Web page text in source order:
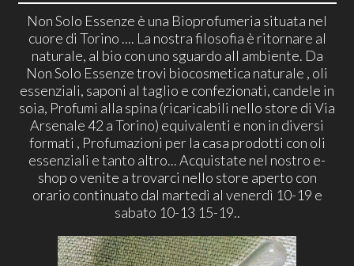
Non Solo Essenze è una Bioprofumeria situata nel
cuore di Torino .... La nostra filosofia è ritornare al
naturale, al bio con uno sguardo all ambiente. Da
Non Solo Essenze trovi biocosmetica naturale , oli
essenziali, saponi al taglio e confezionati, candele in
soia, Profumi alla spina (ricaricabili nello store di Via
Arsenale 42 a Torino) equivalenti e non in diversi
formati , Profumazioni per la casa prodotti con oli
essenziali e tanto altro... Acquistate nel nostro e-
shop o venite a trovarci nello store aperto con
orario continuato dal martedì al venerdì 10-19 e
sabato 10-13 15-19..